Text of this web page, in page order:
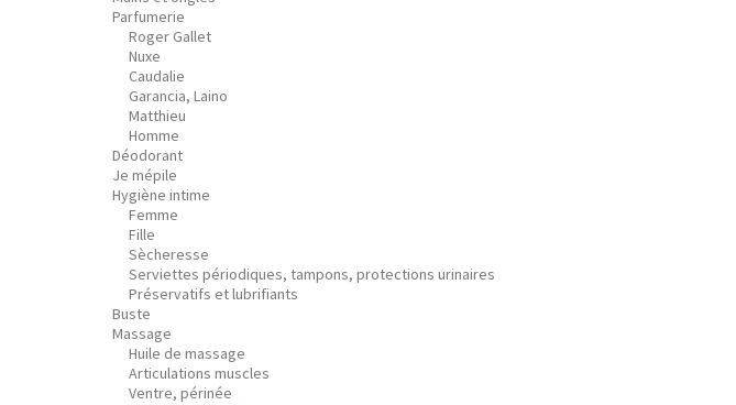
Parfumerie
Roger Gallet
Nuxe
Caudalie
Garancia, Laino
Matthieu
Homme
Déodorant
Je mépile
Hygiène intime
Femme
Fille
Sècheresse
Serviettes périodiques, tampons, protections urinaires
Préservatifs et lubrifiants
Buste
Massage
Huile de massage
Articulations muscles
Ventre, périnée